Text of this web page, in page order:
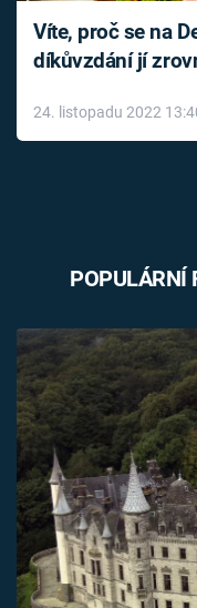
Víte, proč se na
díkůvzdání jí
24. listopadu 2022
POPULÁRNÍ